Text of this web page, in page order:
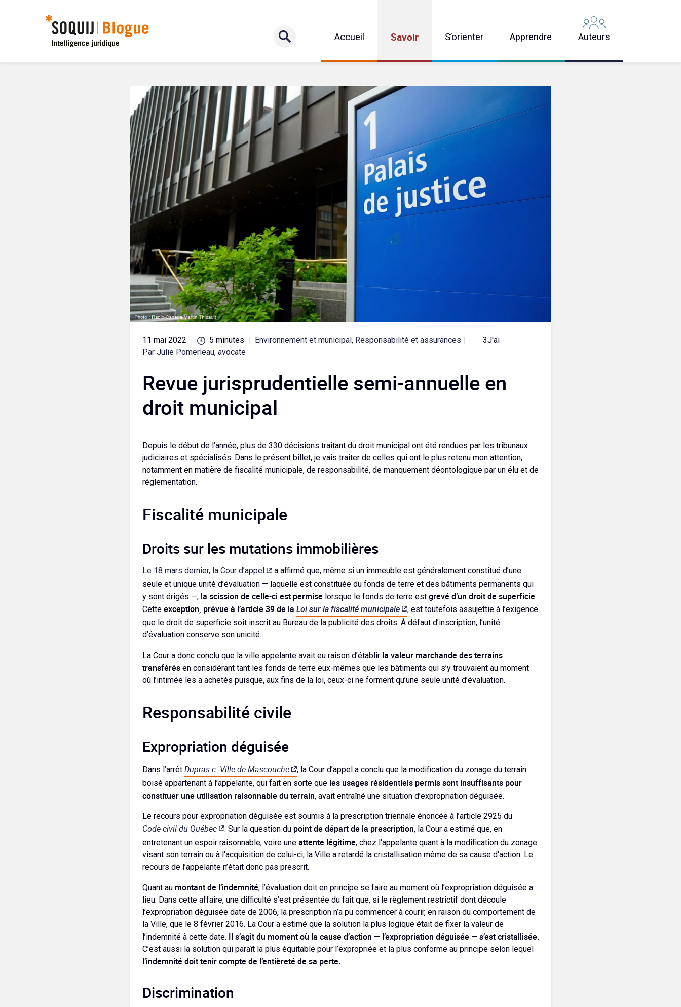
Accueil Savoir S’orienter Apprendre Auteurs
11 mai 2022 5 minutes Environnement et municipal , Responsabilité et assurances
Par Julie Pomerleau, avocate
3J'aime
Revue jurisprudentielle semi-annuelle en
droit municipal
Depuis le début de l’année, plus de 330 décisions traitant du droit municipal ont été rendues par les tribunaux
judiciaires et spécialisés. Dans le présent billet, je vais traiter de celles qui ont le plus retenu mon attention,
notamment en matière de fiscalité municipale, de responsabilité, de manquement déontologique par un élu et de
réglementation.
Fiscalité municipale
Droits sur les mutations immobilières
Le 18 mars dernier, la Cour d’appel
a affirmé que, même si un immeuble est généralement constitué d’une
seule et unique unité d’évaluation — laquelle est constituée du fonds de terre et des bâtiments permanents qui
y sont érigés —, la scission de celle-ci est permise lorsque le fonds de terre est grevé d’un droit de superficie.
Cette exception, prévue à l’article 39 de la Loi sur la fiscalité municipale
, est toutefois assujettie à l’exigence
que le droit de superficie soit inscrit au Bureau de la publicité des droits. À défaut d’inscription, l’unité
d’évaluation conserve son unicité.
La Cour a donc conclu que la ville appelante avait eu raison d’établir la valeur marchande des terrains
transférésen considérant tant les fonds de terre eux-mêmes que les bâtiments qui s’y trouvaient au moment
où l’intimée les a achetés puisque, aux fins de la loi, ceux-ci ne forment qu’une seule unité d’évaluation.
Responsabilité civile
Expropriation déguisée
Dans l’arrêt Dupras c. Ville de Mascouche
, la Cour d’appel a conclu que la modification du zonage du terrain
boisé appartenant à l’appelante, qui fait en sorte que les usages résidentiels permis sont insuffisants pour
constituer une utilisation raisonnable du terrain, avait entraîné une situation d’expropriation déguisée.
Le recours pour expropriation déguisée est soumis à la prescription triennale énoncée à l’article 2925 du
Code civil du Québec . Sur la question du point de départ de la prescription, la Cour a estimé que, en
entretenant un espoir raisonnable, voire une attente légitime, chez l'appelante quant à la modification du zonage
visant son terrain ou à l'acquisition de celui-ci, la Ville a retardé la cristallisation même de sa cause d'action. Le
recours de l’appelante n’était donc pas prescrit.
Quant au montant de l’indemnité, l’évaluation doit en principe se faire au moment où l’expropriation déguisée a
lieu. Dans cette affaire, une difficulté s’est présentée du fait que, si le règlement restrictif dont découle
l’expropriation déguisée date de 2006, la prescription n’a pu commencer à courir, en raison du comportement de
la Ville, que le 8 février 2016. La Cour a estimé que la solution la plus logique était de fixer la valeur de
l’indemnité à cette date. Il s’agit du moment où la cause d’action — l’expropriation déguisée — s’est cristallisée.
C’est aussi la solution qui paraît la plus équitable pour l’expropriée et la plus conforme au principe selon lequel
l’indemnité doit tenir compte de l’entièreté de sa perte.
Discrimination